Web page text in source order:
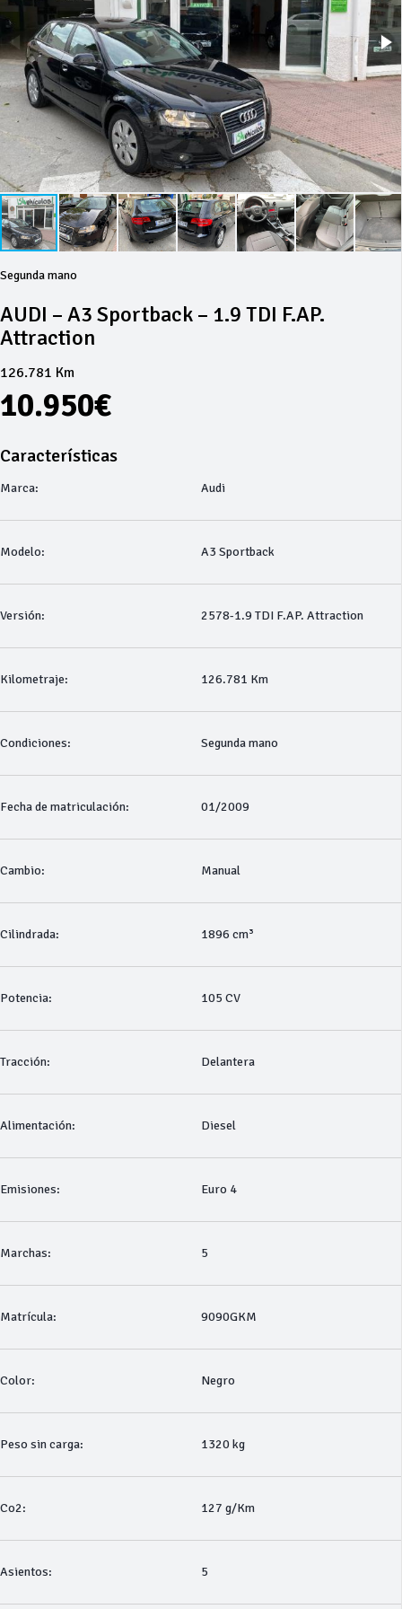
Segunda mano
AUDI – A3 Sportback – 1.9 TDI F.AP.
Attraction
126.781 Km
10.950€
Características
Marca: Audi
Modelo: A3 Sportback
Versión: 2578-1.9 TDI F.AP. Attraction
Kilometraje: 126.781 Km
Condiciones: Segunda mano
Fecha de matriculación: 01/2009
Cambio: Manual
Cilindrada: 1896 cm³
Potencia: 105 CV
Tracción: Delantera
Alimentación: Diesel
Emisiones: Euro 4
Marchas: 5
Matrícula: 9090GKM
Color: Negro
Peso sin carga: 1320 kg
Co2: 127 g/Km
Asientos: 5